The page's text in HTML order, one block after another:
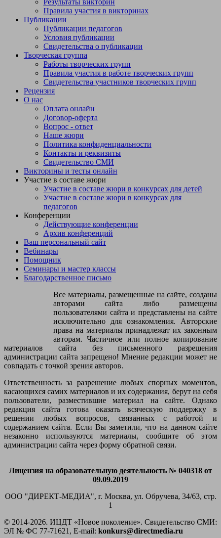
«Синеглазый» состоит из слова «Синий» и
«Глаза».Упражнение «Найди в слове два коротких
слова»Рассмотреть иллюстрации самовара, листопада,
самолёта;назвать предметы;найти в каждом слове, два
коротких слова.Упражнение «Соедини два коротких слова в
одно длинное слово»Сорок + ножек = сороконожка
(прохлопать слово), показать иллюстрацию;снег + падает =
снегопад (прохлопать слово), показать иллюстрацию;нос+ рог
= носорог (прохлопать слово), показать иллюстрацию;лес +
рубит = лесоруб (прохлопать слово), показать
иллюстрацию.Почему, так называют предметы (показать
иллюстрации)Пылесос,самокат, мясорубка.Физкультурная
минутка «Как живёшь?»Как живёшь? – Вот так! (Дети
показывают большие пальцы рук).А плывёшь? – Вот так!
(Дети машут руками, как при плавании).Как бежишь? – Вот
так! (Дети имитируют бег).Вдаль глядишь? – Вот так! (Дети
подставляют ладонь ко лбу).Ждёшь обед? – Вот так! (Дети
кладут щёку на ладонь).Машешь вслед? – Вот так! (Дети
машут рукой).Упражнение с мячом «Позови ласково».Педагог
бросает мяч по очереди детям и называет предмет (Самокат,
самолёт, мясорубка и т.д.) Дети бросают мяч обратно и
преобразовывает слово в ласкательное.Упражнение
«Придумай предложение из длинных слов» Анализ занятия
детьмиЧто ты можешь сказать про себя, как ты занимался?Что
у тебя получилось? Не получилось?Кто из детей, лучше всех
Правила участия в викторинах
Публикации
Публикации педагогов
Условия публикации
Свидетельства о публикации
Творческая группа
Работы творческих групп
Правила участия в работе творческих групп
Свидетельства участников творческих групп
Рецензия
О нас
Оплата онлайн
Договор-оферта
Вопрос - ответ
Наше жюри
Политика конфиденциальности
Контакты и реквизиты
Свидетельство СМИ
Викторины и тесты онлайн
Участие в составе жюри
Участие в составе жюри в конкурсах для детей
Участие в составе жюри в конкурсах для
педагогов
Конференции
Действующие конференции
Архив конференций
Ваш персональный сайт
Вебинары
Помощник
Семинары и мастер классы
Благодарственное письмо
Все материалы, размещенные на сайте, созданы
авторами сайта либо размещены
пользователями сайта и представлены на сайте
исключительно для ознакомления. Авторские
права на материалы принадлежат их законным
авторам. Частичное или полное копирование
материалов сайта без письменного разрешения
администрации сайта запрещено! Мнение редакции может не
совпадать с точкой зрения авторов.
Ответственность за разрешение любых спорных моментов,
касающихся самих материалов и их содержания, берут на себя
пользователи, разместившие материал на сайте. Однако
редакция сайта готова оказать всяческую поддержку в
решении любых вопросов, связанных с работой и
содержанием сайта. Если Вы заметили, что на данном сайте
незаконно используются материалы, сообщите об этом
администрации сайта через форму обратной связи.
Лицензия на образовательную деятельность № 040318 от
09.09.2019
ООО "ДИРЕКТ-МЕДИА", г. Москва, ул. Обручева, 34/63, стр.
1
© 2014-2026. ИЦДТ «Новое поколение». Свидетельство СМИ:
ЭЛ № ФС 77-71621, E-mail: konkurs@directmedia.ru